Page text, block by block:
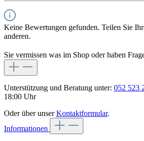
Keine Bewertungen gefunden. Teilen Sie
anderen.
Sie vermissen was im Shop oder haben
Unterstützung und Beratung unter: 052 523
18:00 Uhr
Oder über unserKontaktformular.
Informationen